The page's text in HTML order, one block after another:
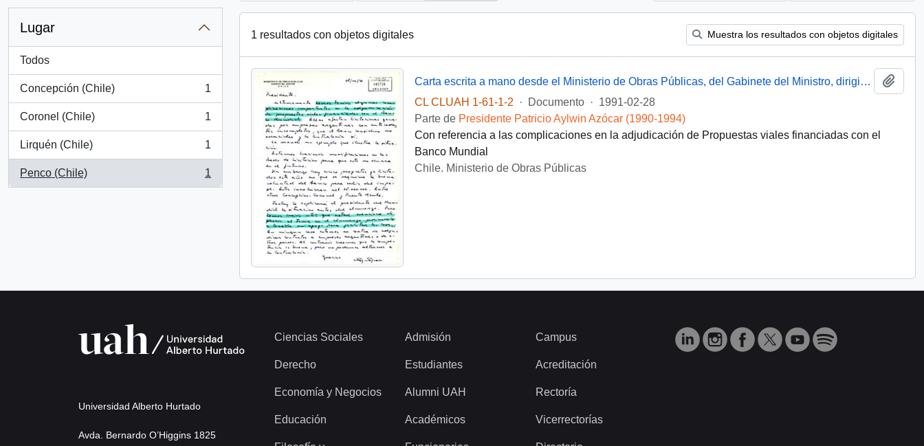
Lugar
Todos
Concepción (Chile)
, 1 resultados
1
Coronel (Chile)
, 1 resultados
1
Lirquén (Chile)
, 1 resultados
1
Penco (Chile)
, 1 resultados
1
1 resultados con objetos digitales Muestra los resultados con objetos digitales
Carta escrita a mano desde el Ministerio de Obras Públicas, del Gabinete del Ministro, dirigida al Presidente [de la República de Chile]
CL CLUAH 1-61-1-2
· Documento · 1991-02-28
Parte de Presidente Patricio Aylwin Azócar (1990-1994)
Con referencia a las complicaciones en la adjudicación de Propuestas viales financiadas con el
Banco Mundial
Chile. Ministerio de Obras Públicas
Universidad Alberto Hurtado
Avda. Bernardo O’Higgins 1825
Ciencias Sociales
Derecho
Economía y Negocios
Educación
Admisión
Estudiantes
Alumni UAH
Académicos
Campus
Acreditación
Rectoría
Vicerrectorías